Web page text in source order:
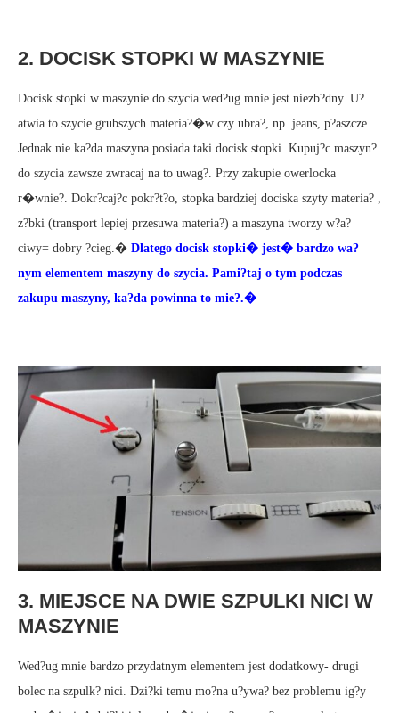
2. DOCISK STOPKI W MASZYNIE
Docisk stopki w maszynie do szycia wed?ug mnie jest niezb?dny. U?
atwia to szycie grubszych materia?�w czy ubra?, np. jeans, p?aszcze.
Jednak nie ka?da maszyna posiada taki docisk stopki. Kupuj?c maszyn?
do szycia zawsze zwracaj na to uwag?. Przy zakupie owerlocka
r�wnie?. Dokr?caj?c pokr?t?o, stopka bardziej dociska szyty materia? ,
z?bki (transport lepiej przesuwa materia?) a maszyna tworzy w?a?
ciwy= dobry ?cieg.� Dlatego docisk stopki� jest� bardzo wa?
nym elementem maszyny do szycia. Pami?taj o tym podczas
zakupu maszyny, ka?da powinna to mie?.�
3. MIEJSCE NA DWIE SZPULKI NICI W
MASZYNIE
Wed?ug mnie bardzo przydatnym elementem jest dodatkowy- drugi
bolec na szpulk? nici. Dzi?ki temu mo?na u?ywa? bez problemu ig?y